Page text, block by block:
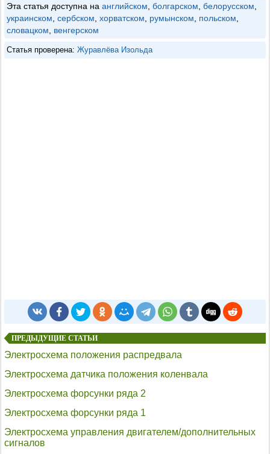
Эта статья доступна на английском болгарском белорусском
украинском сербском хорватском румынском польском
словацком
венгерском
Статья проверена: Журавлёва Изольда
ПРЕДЫДУЩИЕ СТАТЬИ
Электросхема положения распредвала
Электросхема датчика положения коленвала
Электросхема форсунки ряда 2
Электросхема форсунки ряда 1
Электросхема управления двигателем/дополнительных
сигналов